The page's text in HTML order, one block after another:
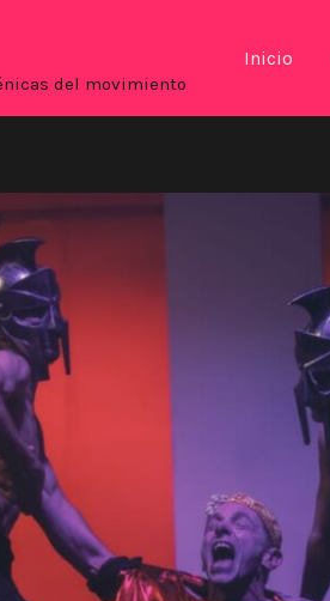
del movimiento
Inicio